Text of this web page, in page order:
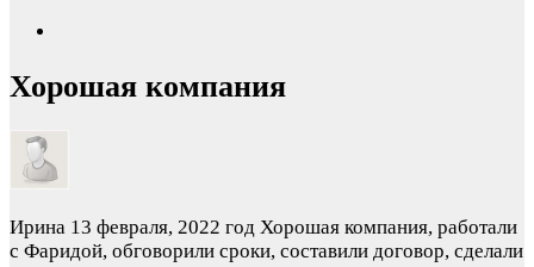
Хорошая компания
Ирина 13 февраля, 2022 год Хорошая компания, работали
с Фаридой, обговорили сроки, составили договор, сделали